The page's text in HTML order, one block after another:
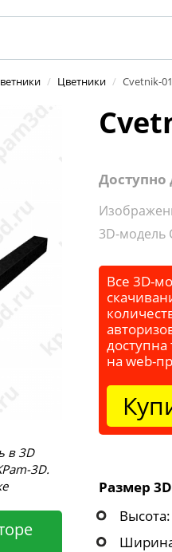
/ Цветники / Cvetnik-
в 3D
3D.
Доступно
3D-модель
Все 3D-
на web-
Размер